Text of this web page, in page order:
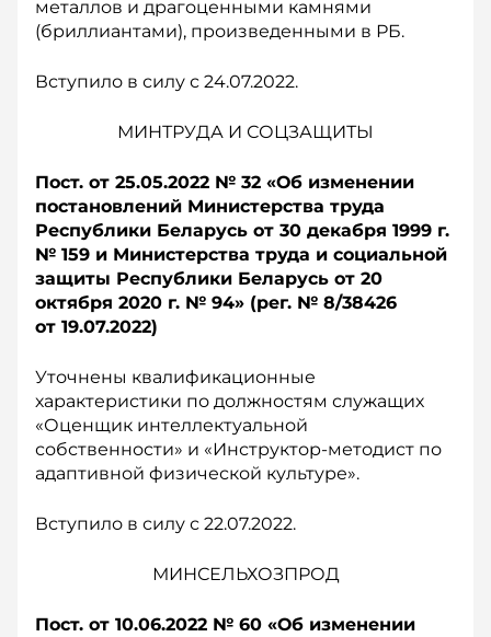
металлов и драгоценными камнями
(бриллиантами), произведенными в РБ.
Вступило в силу с 24.07.2022.
МИНТРУДА И СОЦЗАЩИТЫ
Пост. от 25.05.2022 № 32 «Об изменении
постановлений Министерства труда
Республики Беларусь от 30 декабря 1999 г.
№ 159 и Министерства труда и социальной
защиты Республики Беларусь от 20
октября 2020 г. № 94» (рег. № 8/38426
от 19.07.2022)
Уточнены квалификационные
характеристики по должностям служащих
«Оценщик интеллектуальной
собственности» и «Инструктор-методист по
адаптивной физической культуре».
Вступило в силу с 22.07.2022.
МИНСЕЛЬХОЗПРОД
Пост. от 10.06.2022 № 60 «Об изменении